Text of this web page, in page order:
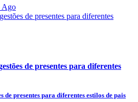
Ago
de presentes para diferentes
de presentes para diferentes estilos de pais